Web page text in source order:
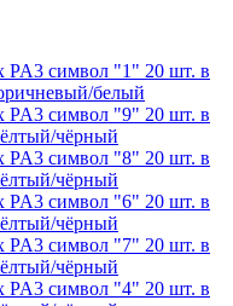
PA3 символ "1" 20 шт. в
белый
PA3 символ "9" 20 шт. в
чёрный
PA3 символ "8" 20 шт. в
чёрный
PA3 символ "6" 20 шт. в
чёрный
PA3 символ "7" 20 шт. в
чёрный
PA3 символ "4" 20 шт. в